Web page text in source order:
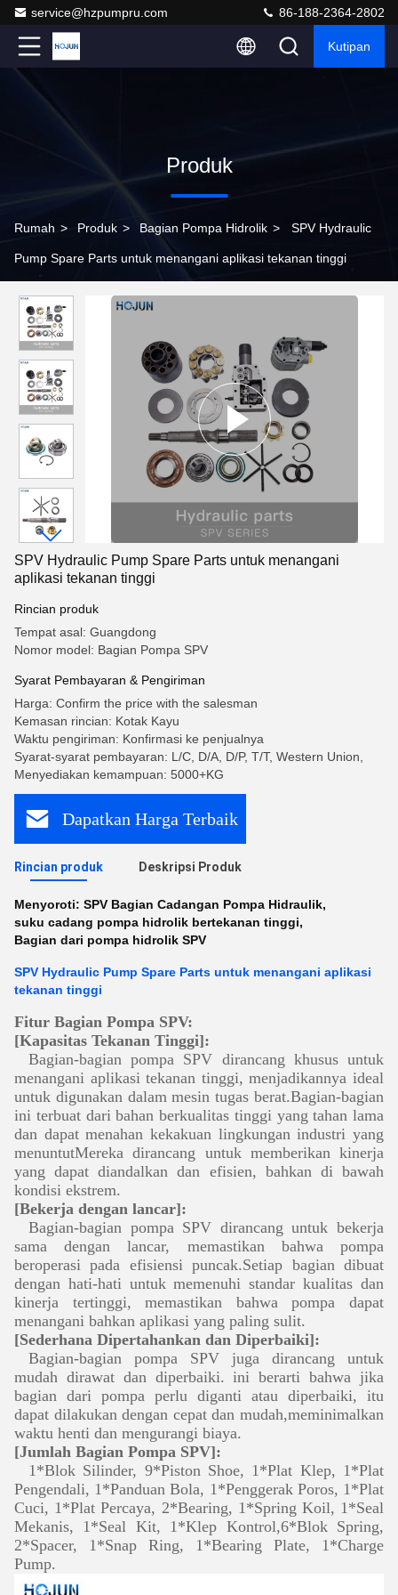
service@hzpumpru.com 86-188-2364-2802
Kutipan
Produk
Rumah > Produk > Bagian Pompa Hidrolik > SPV Hydraulic
Pump Spare Parts untuk menangani aplikasi tekanan tinggi
SPV Hydraulic Pump Spare Parts untuk menangani
aplikasi tekanan tinggi
Rincian produk
Tempat asal: Guangdong
Nomor model: Bagian Pompa SPV
Syarat Pembayaran & Pengiriman
Harga: Confirm the price with the salesman
Kemasan rincian: Kotak Kayu
Waktu pengiriman: Konfirmasi ke penjualnya
Syarat-syarat pembayaran: L/C, D/A, D/P, T/T, Western Union,
Menyediakan kemampuan: 5000+KG
Dapatkan Harga Terbaik
Rincian produk Deskripsi Produk
Menyoroti: SPV Bagian Cadangan Pompa Hidraulik,
suku cadang pompa hidrolik bertekanan tinggi,
Bagian dari pompa hidrolik SPV
SPV Hydraulic Pump Spare Parts untuk menangani aplikasi
tekanan tinggi
Fitur Bagian Pompa SPV:
[Kapasitas Tekanan Tinggi]:
Bagian-bagian pompa SPV dirancang khusus untuk
menangani aplikasi tekanan tinggi, menjadikannya ideal
untuk digunakan dalam mesin tugas berat.Bagian-bagian
ini terbuat dari bahan berkualitas tinggi yang tahan lama
dan dapat menahan kekakuan lingkungan industri yang
menuntutMereka dirancang untuk memberikan kinerja
yang dapat diandalkan dan efisien, bahkan di bawah
kondisi ekstrem.
[Bekerja dengan lancar]:
Bagian-bagian pompa SPV dirancang untuk bekerja
sama dengan lancar, memastikan bahwa pompa
beroperasi pada efisiensi puncak.Setiap bagian dibuat
dengan hati-hati untuk memenuhi standar kualitas dan
kinerja tertinggi, memastikan bahwa pompa dapat
menangani bahkan aplikasi yang paling sulit.
[Sederhana Dipertahankan dan Diperbaiki]:
Bagian-bagian pompa SPV juga dirancang untuk
mudah dirawat dan diperbaiki. ini berarti bahwa jika
bagian dari pompa perlu diganti atau diperbaiki, itu
dapat dilakukan dengan cepat dan mudah,meminimalkan
waktu henti dan mengurangi biaya.
[Jumlah Bagian Pompa SPV]:
1*Blok Silinder, 9*Piston Shoe, 1*Plat Klep, 1*Plat
Pengendali, 1*Panduan Bola, 1*Penggerak Poros, 1*Plat
Cuci, 1*Plat Percaya, 2*Bearing, 1*Spring Koil, 1*Seal
Mekanis, 1*Seal Kit, 1*Klep Kontrol,6*Blok Spring,
2*Spacer, 1*Snap Ring, 1*Bearing Plate, 1*Charge
Pump.